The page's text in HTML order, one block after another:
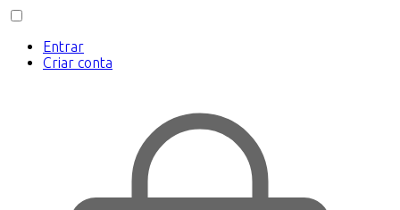
Entrar
Criar conta